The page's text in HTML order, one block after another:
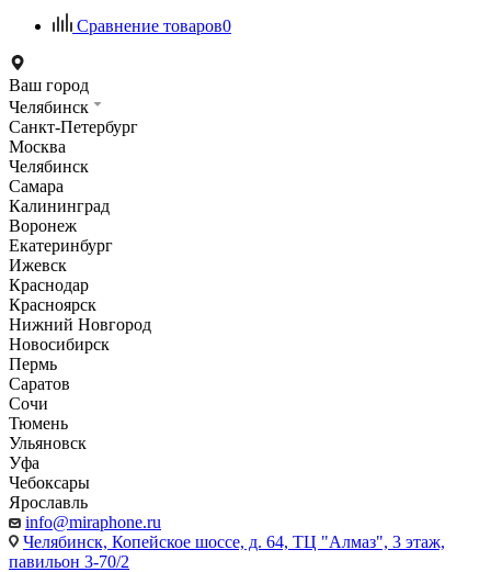
Сравнение товаров0
Ваш город
Челябинск
Санкт-Петербург
Москва
Челябинск
Самара
Калининград
Воронеж
Екатеринбург
Ижевск
Краснодар
Красноярск
Нижний Новгород
Новосибирск
Пермь
Саратов
Сочи
Тюмень
Ульяновск
Уфа
Чебоксары
Ярославль
info@miraphone.ru
Челябинск, Копейское шоссе, д. 64, ТЦ "Алмаз", 3 этаж,
павильон 3-70/2